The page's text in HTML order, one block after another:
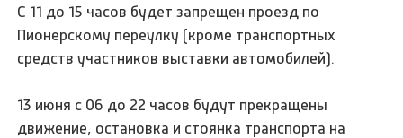
С 11 до 15 часов будет запрещен проезд по
Пионерскому переулку (кроме транспортных
средств участников выставки автомобилей).
13 июня с 06 до 22 часов будут прекращены
движение, остановка и стоянка транспорта на